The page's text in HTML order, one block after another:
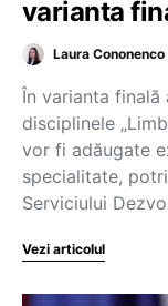
varianta
Laura Cononenco
În varianta finală
disciplinele
vor fi adăugate
specialitate,
Serviciului
Vezi articolul